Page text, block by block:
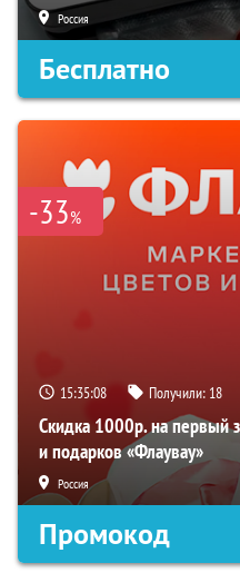
Россия
Бесплатно
-33%
15:35:06 Получили: 18
Скидка 1000р. на первый
и подарков «Флаувау»
Россия
Промокод